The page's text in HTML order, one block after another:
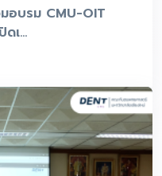
อบรม CMU-OIT
เ...